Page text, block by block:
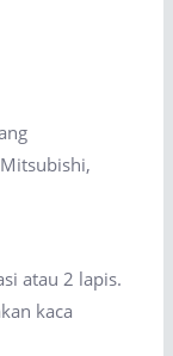
atau 2 lapis.
kaca